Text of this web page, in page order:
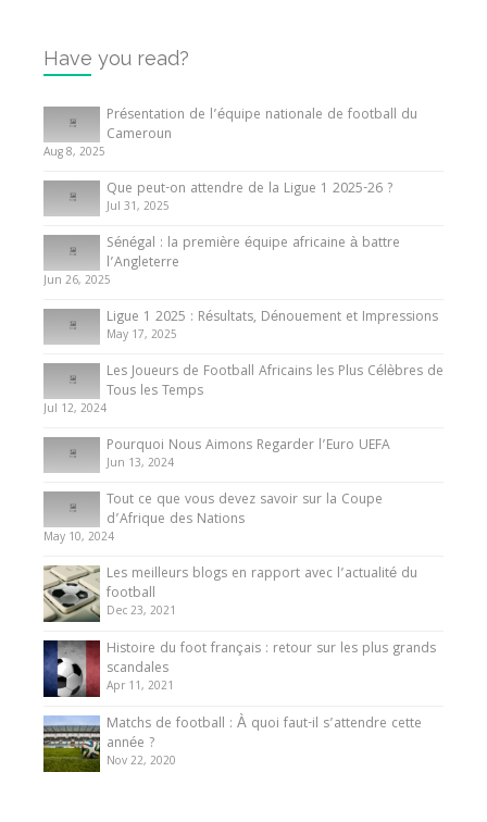
Internationales
Tout ce que vous devez savoir sur la Coupe
d’Afrique des Nations
10 May 2024
Internationales
Présentation de l’équipe nationale de football
du Cameroun
8 August 2025
Have you read?
Présentation de l’équipe nationale de football du
Cameroun
Aug 8, 2025
Que peut-on attendre de la Ligue 1 2025-26 ?
Jul 31, 2025
Sénégal : la première équipe africaine à battre
l’Angleterre
Jun 26, 2025
Ligue 1 2025 : Résultats, Dénouement et Impressions
May 17, 2025
Les Joueurs de Football Africains les Plus Célèbres de
Tous les Temps
Jul 12, 2024
Pourquoi Nous Aimons Regarder l’Euro UEFA
Jun 13, 2024
Tout ce que vous devez savoir sur la Coupe
d’Afrique des Nations
May 10, 2024
Les meilleurs blogs en rapport avec l’actualité du
football
Dec 23, 2021
Histoire du foot français : retour sur les plus grands
scandales
Apr 11, 2021
Matchs de football : À quoi faut-il s’attendre cette
année ?
Nov 22, 2020